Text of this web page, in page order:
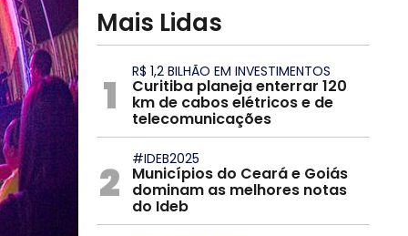
Mais Lidas
1 R$ 1,2 BILHÃO EM INVESTIMENTOS
Curitiba planeja enterrar 120
km de cabos elétricos e de
telecomunicações
2 #IDEB2025
Municípios do Ceará e Goiás
dominam as melhores notas
do Ideb